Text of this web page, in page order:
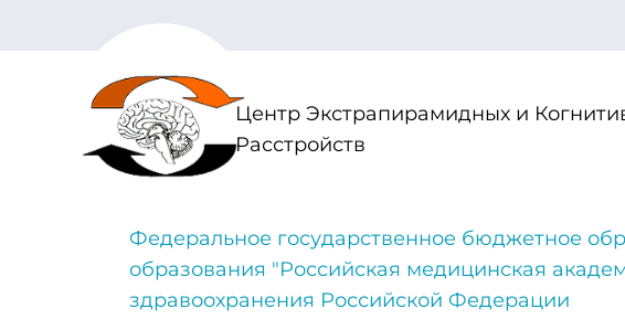
Центр Экстрапирамидных и
Расстройств
Федеральное государственное бюджетное
образования "Российская медицинская
здравоохранения Российской Федерации